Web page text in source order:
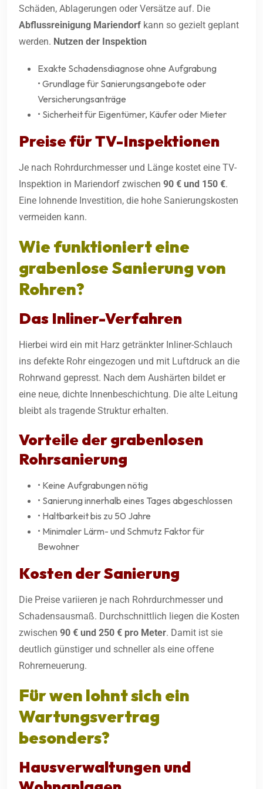
Schäden, Ablagerungen oder Versätze auf. Die
Abflussreinigung Mariendorf kann so gezielt geplant
werden. Nutzen der Inspektion
Exakte Schadensdiagnose ohne Aufgrabung
• Grundlage für Sanierungsangebote oder
Versicherungsanträge
• Sicherheit für Eigentümer, Käufer oder Mieter
Preise für TV-Inspektionen
Je nach Rohrdurchmesser und Länge kostet eine TV-
Inspektion in Mariendorf zwischen 90 € und 150 €.
Eine lohnende Investition, die hohe Sanierungskosten
vermeiden kann.
Wie funktioniert eine
grabenlose Sanierung von
Rohren?
Das Inliner-Verfahren
Hierbei wird ein mit Harz getränkter Inliner-Schlauch
ins defekte Rohr eingezogen und mit Luftdruck an die
Rohrwand gepresst. Nach dem Aushärten bildet er
eine neue, dichte Innenbeschichtung. Die alte Leitung
bleibt als tragende Struktur erhalten.
Vorteile der grabenlosen
Rohrsanierung
• Keine Aufgrabungen nötig
• Sanierung innerhalb eines Tages abgeschlossen
• Haltbarkeit bis zu 50 Jahre
• Minimaler Lärm- und Schmutz Faktor für
Bewohner
Kosten der Sanierung
Die Preise variieren je nach Rohrdurchmesser und
Schadensausmaß. Durchschnittlich liegen die Kosten
zwischen 90 € und 250 € pro Meter. Damit ist sie
deutlich günstiger und schneller als eine offene
Rohrerneuerung.
Für wen lohnt sich ein
Wartungsvertrag
besonders?
Hausverwaltungen und